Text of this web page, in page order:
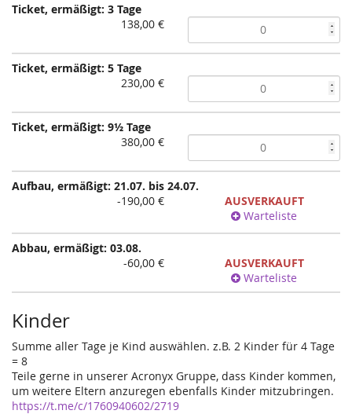
Ticket, ermäßigt: 3 Tage
138,00 €
Ticket, ermäßigt: 5 Tage
230,00 €
Ticket, ermäßigt: 9½ Tage
380,00 €
Aufbau, ermäßigt: 21.07. bis 24.07.
-190,00 €
AUSVERKAUFT
Warteliste
Abbau, ermäßigt: 03.08.
-60,00 €
AUSVERKAUFT
Warteliste
Kinder
Summe aller Tage je Kind auswählen. z.B. 2 Kinder für 4 Tage
= 8
Teile gerne in unserer Acronyx Gruppe, dass Kinder kommen,
um weitere Eltern anzuregen ebenfalls Kinder mitzubringen.
https://t.me/c/1760940602/2719